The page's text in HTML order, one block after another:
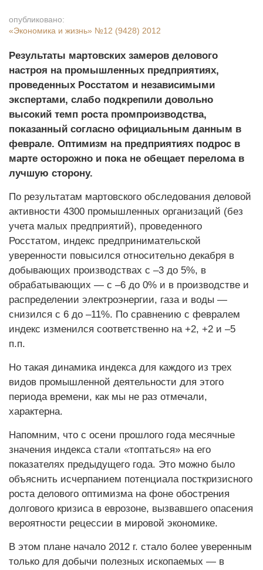
опубликовано:
«Экономика и жизнь» №12 (9428) 2012
Результаты мартовских замеров делового
настроя на промышленных предприятиях,
проведенных Росстатом и независимыми
экспертами, слабо подкрепили довольно
высокий темп роста промпроизводства,
показанный согласно официальным данным в
феврале. Оптимизм на предприятиях подрос в
марте осторожно и пока не обещает перелома в
лучшую сторону.
По результатам мартовского обследования деловой
активности 4300 промышленных организаций (без
учета малых предприятий), проведенного
Росстатом, индекс предпринимательской
уверенности повысился относительно декабря в
добывающих производствах с –3 до 5%, в
обрабатывающих — с –6 до 0% и в производстве и
распределении электроэнергии, газа и воды —
снизился с 6 до –11%. По сравнению с февралем
индекс изменился соответственно на +2, +2 и –5
п.п.
Но такая динамика индекса для каждого из трех
видов промышленной деятельности для этого
периода времени, как мы не раз отмечали,
характерна.
Напомним, что с осени прошлого года месячные
значения индекса стали «топтаться» на его
показателях предыдущего года. Это можно было
объяснить исчерпанием потенциала посткризисного
роста делового оптимизма на фоне обострения
долгового кризиса в еврозоне, вызвавшего опасения
вероятности рецессии в мировой экономике.
В этом плане начало 2012 г. стало более уверенным
только для добычи полезных ископаемых — в